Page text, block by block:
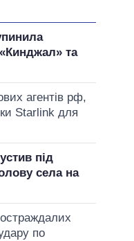
та
агентів рф,
Starlink для
під
села на
по